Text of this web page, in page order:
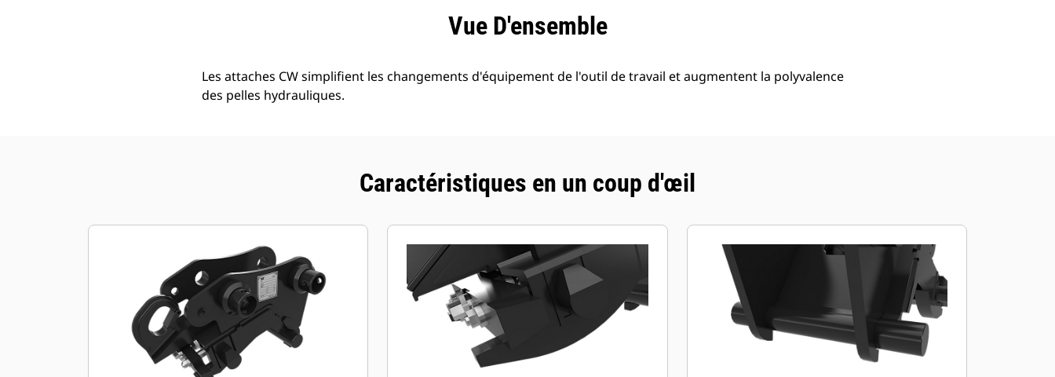
Vue D'ensemble
Les attaches CW simplifient les changements d'équipement de l'outil de travail et augmentent la polyvalence
des pelles hydrauliques.
Caractéristiques en un coup d'œil